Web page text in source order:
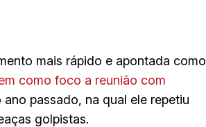
mais rápido e apontada como
como foco a reunião com
passado, na qual ele repetiu
golpistas.